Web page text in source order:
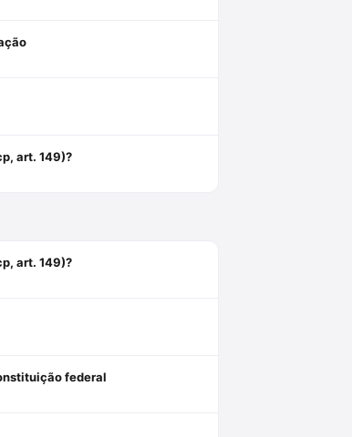
art. 149)?
art. 149)?
federal